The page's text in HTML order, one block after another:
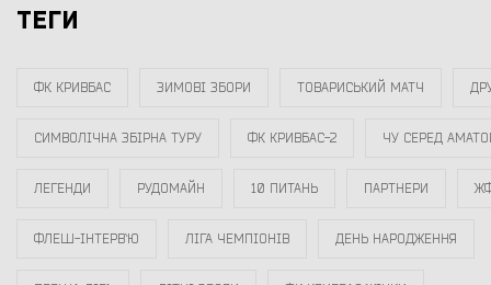
ТЕГИ
ФК КРИВБАС ЗИМОВІ ЗБОРИ ТОВАРИСЬКИЙ МАТЧ
СИМВОЛІЧНА ЗБІРНА ТУРУ ФК КРИВБАС-2 ЧУ СЕРЕД
ЛЕГЕНДИ РУДОМАЙН 10 ПИТАНЬ ПАРТНЕРИ
ФЛЕШ-ІНТЕРВ`Ю ЛІГА ЧЕМПІОНІВ ДЕНЬ НАРОДЖЕННЯ